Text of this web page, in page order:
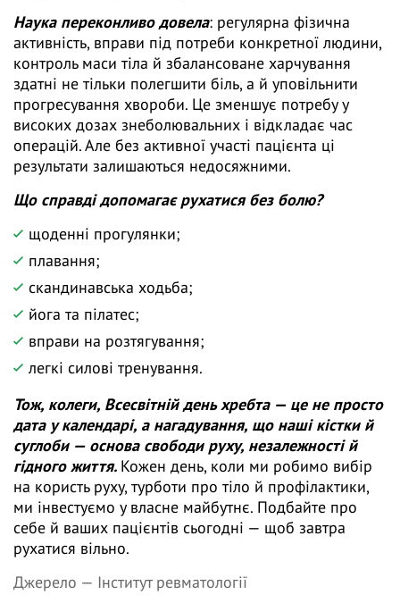
Наука переконливо довела: регулярна фізична
активність, вправи під потреби конкретної людини,
контроль маси тіла й збалансоване харчування
здатні не тільки полегшити біль, а й уповільнити
прогресування хвороби. Це зменшує потребу у
високих дозах знеболювальних і відкладає час
операцій. Але без активної участі пацієнта ці
результати залишаються недосяжними.
Що справді допомагає рухатися без болю?
щоденні прогулянки;
плавання;
скандинавська ходьба;
йога та пілатес;
вправи на розтягування;
легкі силові тренування.
Тож, колеги, Всесвітній день хребта — це не просто
дата у календарі, а нагадування, що наші кістки й
суглоби — основа свободи руху, незалежності й
гідного життя. Кожен день, коли ми робимо вибір
на користь руху, турботи про тіло й профілактики,
ми інвестуємо у власне майбутнє. Подбайте про
себе й ваших пацієнтів сьогодні — щоб завтра
рухатися вільно.
Джерело — Інститут ревматології